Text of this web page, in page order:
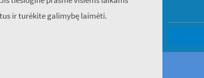
ir turėkite galimybę laimėti.